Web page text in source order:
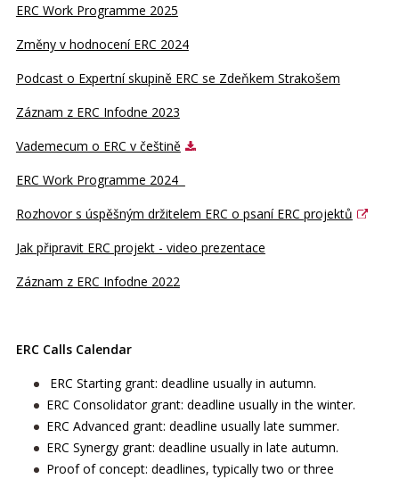
ERC Work Programme 2025
Změny v hodnocení ERC 2024
Podcast o Expertní skupině ERC se Zdeňkem Strakošem
Záznam z ERC Infodne 2023
Vademecum o ERC v češtině
ERC Work Programme 2024
Rozhovor s úspěšným držitelem ERC o psaní ERC projektů
Jak připravit ERC projekt - video prezentace
Záznam z ERC Infodne 2022
ERC Calls Calendar
ERC Starting grant: deadline usually in autumn.
ERC Consolidator grant: deadline usually in the winter.
ERC Advanced grant: deadline usually late summer.
ERC Synergy grant: deadline usually in late autumn.
Proof of concept: deadlines, typically two or three